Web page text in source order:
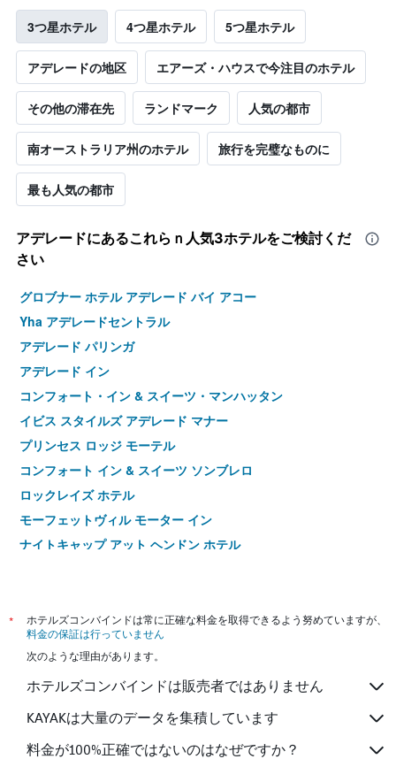
3つ星ホテル 4つ星ホテル 5つ星ホテル
アデレードの地区 エアーズ・ハウスで今注目のホテル
その他の滞在先 ランドマーク 人気の都市
南オーストラリア州のホテル 旅行を完璧なものに
最も人気の都市
アデレード​にあるこれらｎ人気3ホテルをご検討くだ
さい
グロブナー ホテル アデレード バイ アコー
Yha アデレードセントラル
アデレード パリンガ
アデレード イン
コンフォート・イン & スイーツ・マンハッタン
イビス スタイルズ アデレード マナー
プリンセス ロッジ モーテル
コンフォート イン & スイーツ ソンブレロ
ロックレイズ ホテル
モーフェットヴィル モーター イン
ナイトキャップ アット ヘンドン ホテル
*
ホテルズコンバインドは常に正確な料金を取得できるよう努めていますが、
料金の保証は行っていません
次のような理由があります。
ホテルズコンバインドは販売者ではありません
KAYAKは大量のデータを集積しています
料金が100%正確ではないのはなぜですか？